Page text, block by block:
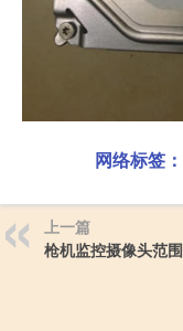
网络标签：
上一篇
枪机监控摄像头范围